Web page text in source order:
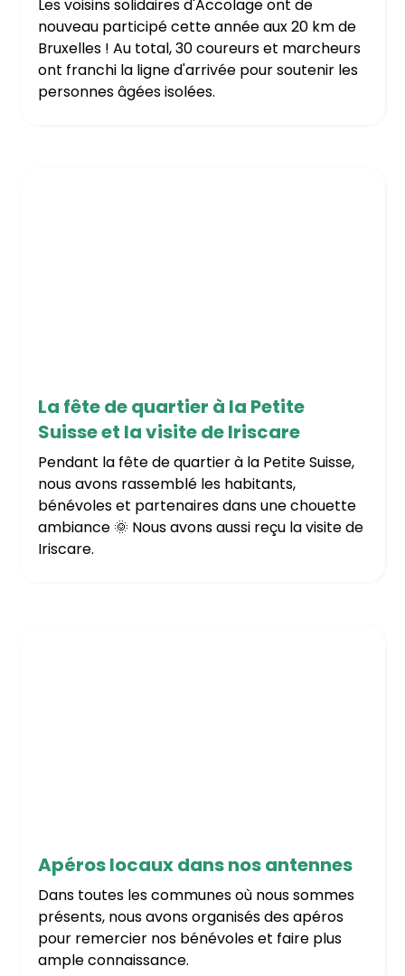
Les voisins solidaires d'Accolage ont de
nouveau participé cette année aux 20 km de
Bruxelles ! Au total, 30 coureurs et marcheurs
ont franchi la ligne d'arrivée pour soutenir les
personnes âgées isolées.
La fête de quartier à la Petite
Suisse et la visite de Iriscare
Pendant la fête de quartier à la Petite Suisse,
nous avons rassemblé les habitants,
bénévoles et partenaires dans une chouette
ambiance 🌞 Nous avons aussi reçu la visite de
Iriscare.
Apéros locaux dans nos antennes
Dans toutes les communes où nous sommes
présents, nous avons organisés des apéros
pour remercier nos bénévoles et faire plus
ample connaissance.